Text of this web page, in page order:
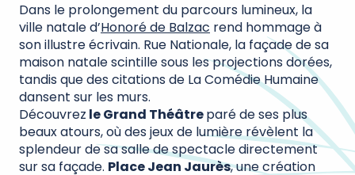
Dans le prolongement du parcours lumineux, la
ville natale d’Honoré de Balzac rend hommage à
son illustre écrivain. Rue Nationale, la façade de sa
maison natale scintille sous les projections dorées,
tandis que des citations de La Comédie Humaine
dansent sur les murs.
Découvrez le Grand Théâtreparé de ses plus
beaux atours, où des jeux de lumière révèlent la
splendeur de sa salle de spectacle directement
sur sa façade. Place Jean Jaurès, une création